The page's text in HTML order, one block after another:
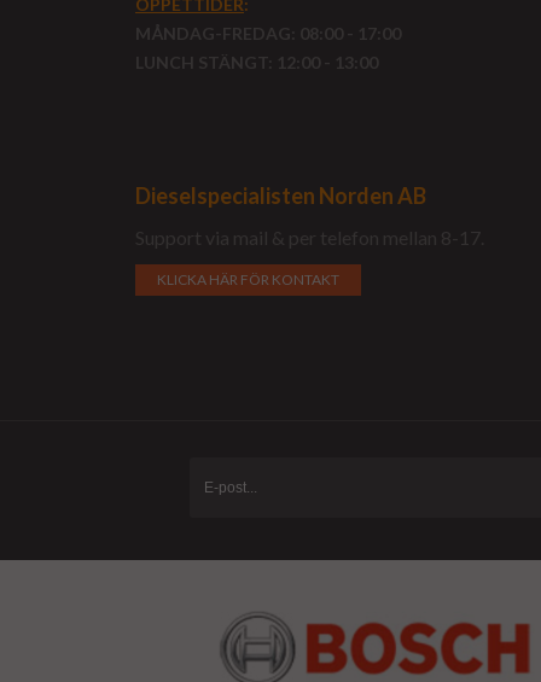
ÖPPETTIDER:
MÅNDAG-FREDAG: 08:00 - 17:00
LUNCH STÄNGT: 12:00 - 13:00
Dieselspecialisten Norden AB
Support via mail & per telefon mellan 8-17.
KLICKA HÄR FÖR KONTAKT